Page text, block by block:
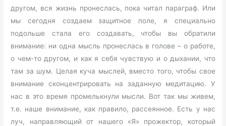
другом, вся жизнь пронеслась, пока читал параграф. Или
мы сегодня создаем защитное поле, я специально
подольше стала его создавать, чтобы вы обратили
внимание: ни одна мысль пронеслась в голове – о работе,
о чем-то другом, и как я себя чувствую и о дыхании, что
там за шум. Целая куча мыслей, вместо того, чтобы свое
внимание сконцентрировать на заданную медитацию. У
нас в это время промелькнули мысли. Вот так мы живем,
т.е. наше внимание, как правило, рассеянное. Есть у нас
луч, направляющий от нашего «Я» прожектор, который